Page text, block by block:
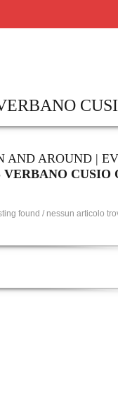
AND AROUND|
CUSIO
found / nessun articolo